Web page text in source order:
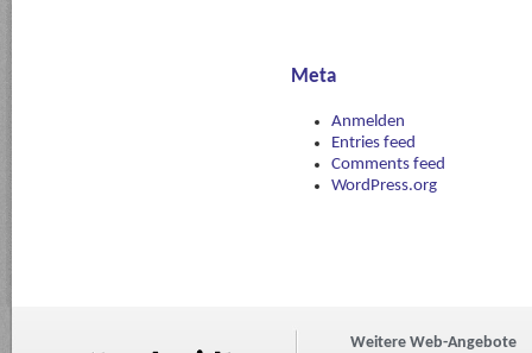
Meta
Anmelden
Entries feed
Comments feed
WordPress.org
Weitere Web-Angebote